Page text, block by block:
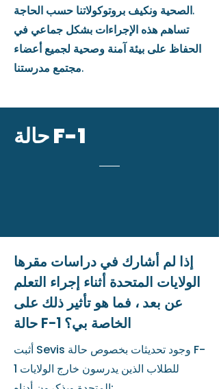
الصحية ونكيف بروتوكولاتنا حسب الحاجة.
تساهم هذه الإجراءات بشكل جماعي في
الحفاظ على بيئة آمنة وصحية لجميع أعضاء
مجتمع مدرستنا.
حالة F-1
إذا لم أشارك في دراسات مقرها
الولايات المتحدة أثناء إجراء التعلم
عن بعد ، فما هو تأثير ذلك على
حالة F-1 الخاصة بي؟
أثبت Sevis وجود تحديثات بخصوص حالة F-
1 للطلاب الذين يدرسون خارج الولايات